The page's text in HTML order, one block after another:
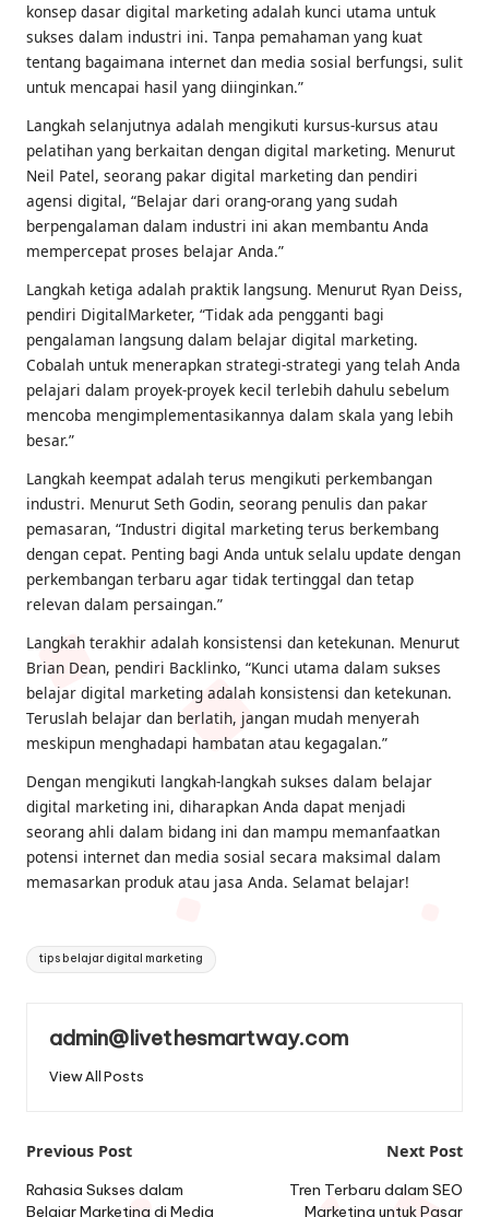
konsep dasar digital marketing adalah kunci utama untuk
sukses dalam industri ini. Tanpa pemahaman yang kuat
tentang bagaimana internet dan media sosial berfungsi, sulit
untuk mencapai hasil yang diinginkan.”
Langkah selanjutnya adalah mengikuti kursus-kursus atau
pelatihan yang berkaitan dengan digital marketing. Menurut
Neil Patel, seorang pakar digital marketing dan pendiri
agensi digital, “Belajar dari orang-orang yang sudah
berpengalaman dalam industri ini akan membantu Anda
mempercepat proses belajar Anda.”
Langkah ketiga adalah praktik langsung. Menurut Ryan Deiss,
pendiri DigitalMarketer, “Tidak ada pengganti bagi
pengalaman langsung dalam belajar digital marketing.
Cobalah untuk menerapkan strategi-strategi yang telah Anda
pelajari dalam proyek-proyek kecil terlebih dahulu sebelum
mencoba mengimplementasikannya dalam skala yang lebih
besar.”
Langkah keempat adalah terus mengikuti perkembangan
industri. Menurut Seth Godin, seorang penulis dan pakar
pemasaran, “Industri digital marketing terus berkembang
dengan cepat. Penting bagi Anda untuk selalu update dengan
perkembangan terbaru agar tidak tertinggal dan tetap
relevan dalam persaingan.”
Langkah terakhir adalah konsistensi dan ketekunan. Menurut
Brian Dean, pendiri Backlinko, “Kunci utama dalam sukses
belajar digital marketing adalah konsistensi dan ketekunan.
Teruslah belajar dan berlatih, jangan mudah menyerah
meskipun menghadapi hambatan atau kegagalan.”
Dengan mengikuti langkah-langkah sukses dalam belajar
digital marketing ini, diharapkan Anda dapat menjadi
seorang ahli dalam bidang ini dan mampu memanfaatkan
potensi internet dan media sosial secara maksimal dalam
memasarkan produk atau jasa Anda. Selamat belajar!
Tags:
tips belajar digital marketing
admin@livethesmartway.com
View All Posts
Post
navigation
Previous Post
Rahasia Sukses dalam
Belajar Marketing di Media
Next Post
Tren Terbaru dalam SEO
Marketing untuk Pasar